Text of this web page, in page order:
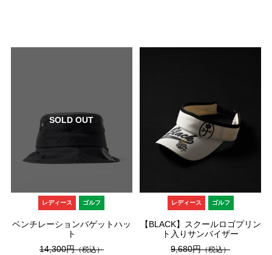
SOLD OUT
レディース ゴルフ
ベンチレーションバゲットハッ
ト
14,300円（税込）
レディース ゴルフ
【BLACK】スクールロゴプリン
ト入りサンバイザー
9,680円（税込）